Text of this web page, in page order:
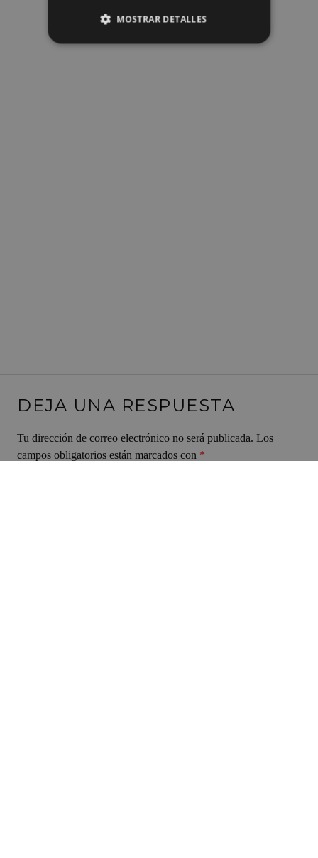
DEJA UNA RESPUESTA
Tu dirección de correo electrónico no será publicada. Los
campos obligatorios están marcados con *
MOSTRAR DETALLES